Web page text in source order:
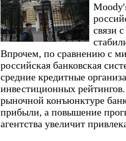
связи
Впрочем, по сравнению с
российская банковская
средние кредитные
инвестиционных
рыночной конъюнктуре
прибыли, а повышение
агентства увеличит